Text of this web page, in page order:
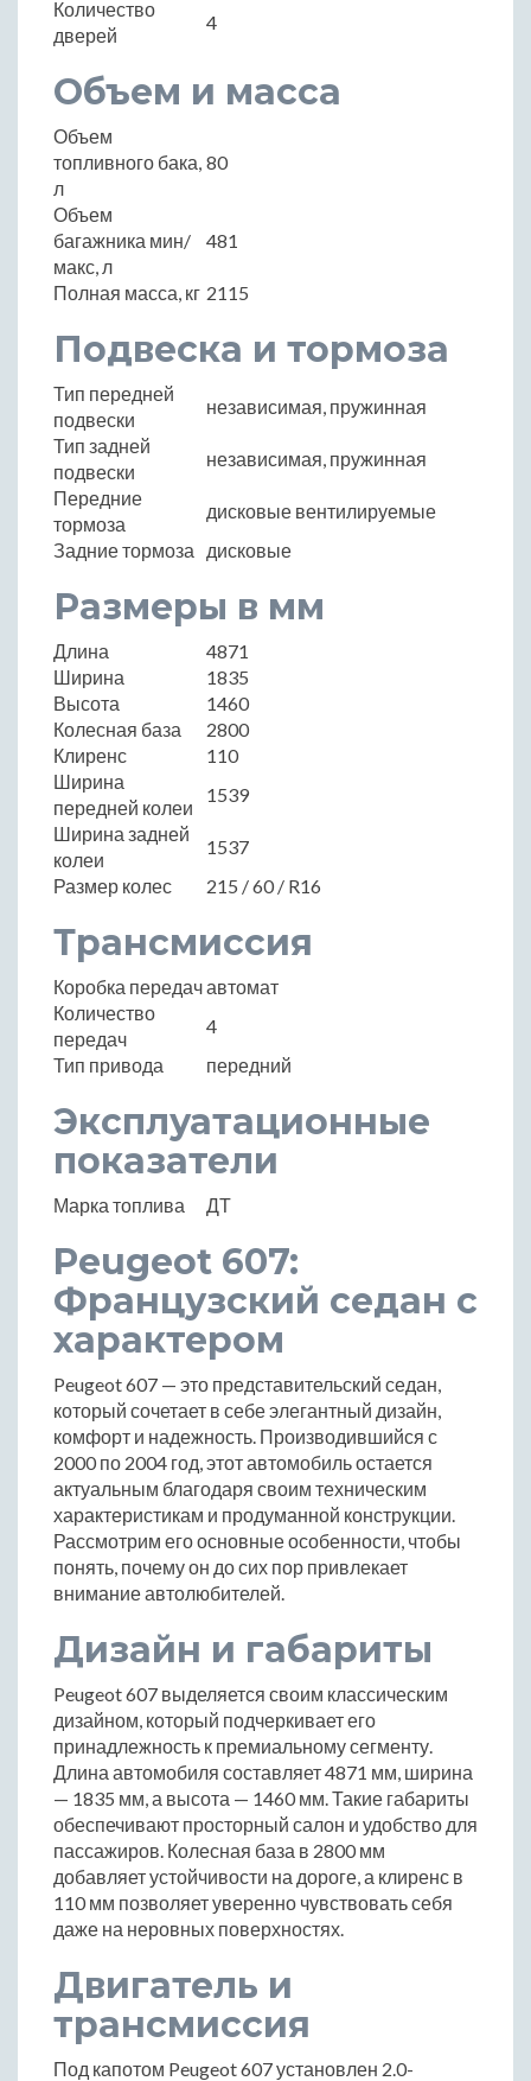
Количество
дверей
4
Объем и масса
Объем
топливного бака,
л
80
Объем
багажника мин/
макс, л
481
Полная масса, кг 2115
Подвеска и тормоза
Тип передней
подвески
независимая, пружинная
Тип задней
подвески
независимая, пружинная
Передние
тормоза
дисковые вентилируемые
Задние тормоза
дисковые
Размеры в мм
Длина
4871
Ширина
1835
Высота
1460
Колесная база
2800
Клиренс
110
Ширина
передней колеи
1539
Ширина задней
колеи
1537
Размер колес
215 / 60 / R16
Трансмиссия
Коробка передачавтомат
Количество
передач
4
Тип привода
передний
Эксплуатационные
показатели
Марка топлива ДТ
Peugeot 607:
Французский седан с
характером
Peugeot 607 — это представительский седан,
который сочетает в себе элегантный дизайн,
комфорт и надежность. Производившийся с
2000 по 2004 год, этот автомобиль остается
актуальным благодаря своим техническим
характеристикам и продуманной конструкции.
Рассмотрим его основные особенности, чтобы
понять, почему он до сих пор привлекает
внимание автолюбителей.
Дизайн и габариты
Peugeot 607 выделяется своим классическим
дизайном, который подчеркивает его
принадлежность к премиальному сегменту.
Длина автомобиля составляет 4871 мм, ширина
— 1835 мм, а высота — 1460 мм. Такие габариты
обеспечивают просторный салон и удобство для
пассажиров. Колесная база в 2800 мм
добавляет устойчивости на дороге, а клиренс в
110 мм позволяет уверенно чувствовать себя
даже на неровных поверхностях.
Двигатель и
трансмиссия
Под капотом Peugeot 607 установлен 2.0-